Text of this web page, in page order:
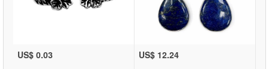
US$ 0.03 US$ 12.24